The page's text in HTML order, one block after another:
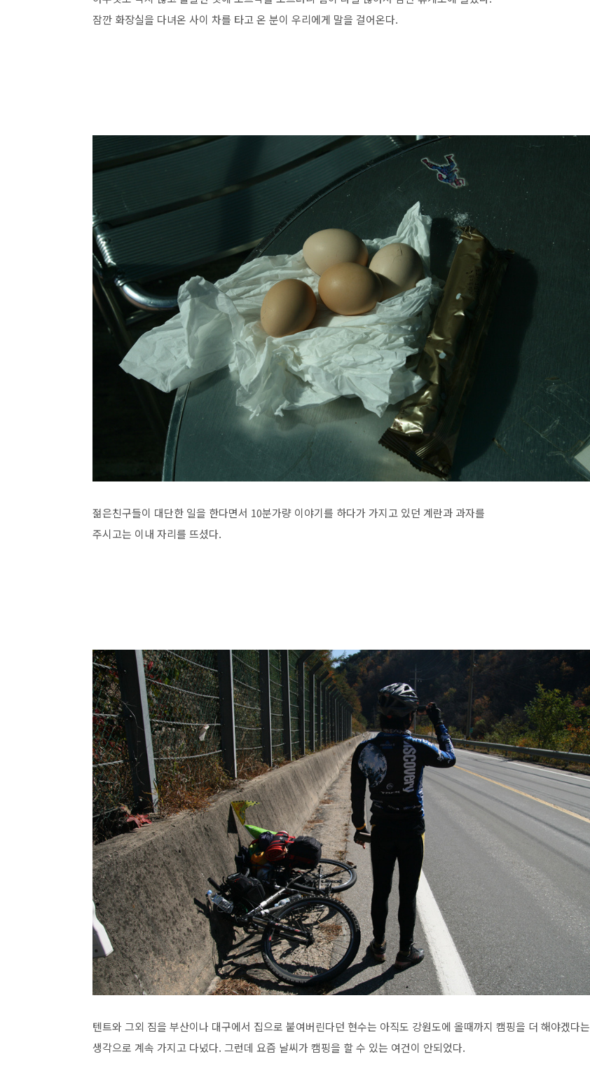
잠깐 화장실을 다녀온 사이 차를 타고 온 분이 우리에게 말을 걸어온다.
젊은친구들이 대단한 일을 한다면서 10분가량 이야기를 하다가 가지고 있던 계란과 과자를
주시고는 이내 자리를 뜨셨다.
텐트와 그외 짐을 부산이나 대구에서 집으로 붙여버린다던 현수는 아직도 강원도에 올때까지 캠핑을 더 해야겠다는
생각으로 계속 가지고 다녔다. 그런데 요즘 날씨가 캠핑을 할 수 있는 여건이 안되었다.